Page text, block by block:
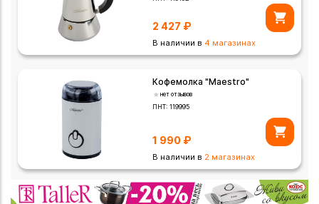
2 427 ₽
В наличии в 4 магазинах
Кофемолка "Maestro"
нет отзывов
ПНТ:119995
1 990 ₽
В наличии в 2 магазинах